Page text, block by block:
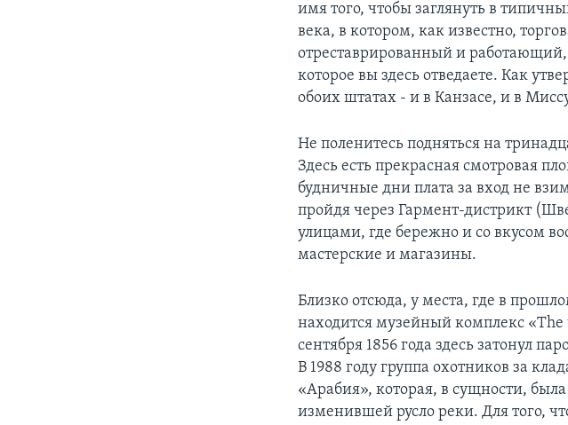
имя того, чтобы заглянуть в
века, в котором, как известно,
отреставрированный и
которое вы здесь отведаете. Как
обоих штатах - и в Канзасе, и в
Не поленитесь подняться на
Здесь есть прекрасная смотровая
будничные дни плата за вход не
пройдя через Гармент-дистрикт
улицами, где бережно и со вкусом
мастерские и магазины.
Близко отсюда, у места, где в
находится музейный комплекс
сентября 1856 года здесь затонул
В 1988 году группа охотников за
«Арабия», которая, в сущности,
изменившей русло реки. Для того,